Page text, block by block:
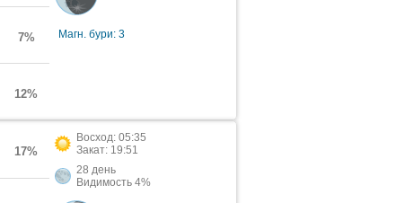
7%
12%
Магн. бури: 3
17%
Восход: 05:35
Закат: 19:51
28 день
Видимость 4%